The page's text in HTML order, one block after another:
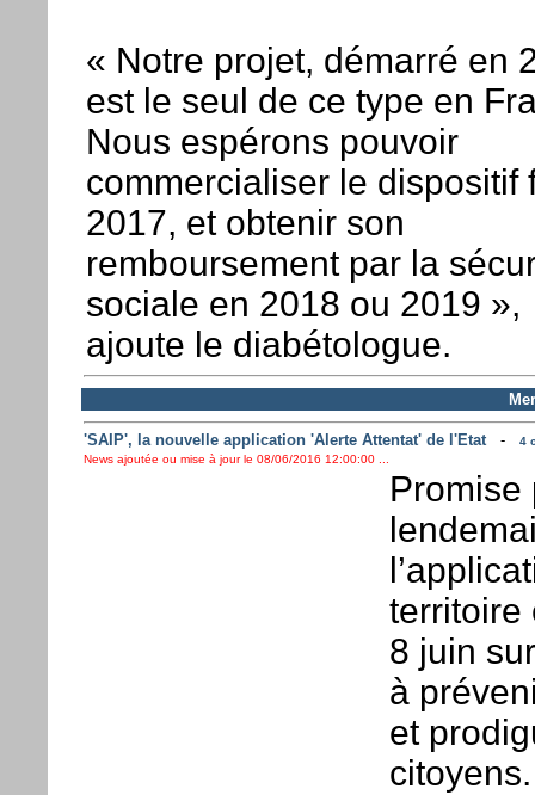
« Notre projet, démarré en
est le seul de ce type en
Nous espérons pouvoir
commercialiser le dispositif
2017, et obtenir son
remboursement par la
sociale en 2018 ou 2019 »,
ajoute le diabétologue.
'SAIP', la nouvelle application 'Alerte Attentat' de l'Etat -
4
News ajoutée ou mise à jour le 08/06/2016 12:00:00 ...
Promise
territoire
8 juin
à
et
citoyens.